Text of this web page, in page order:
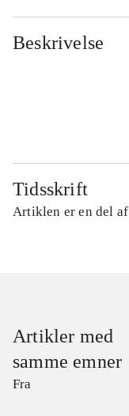
Beskrivelse
Tidsskrift
Artiklen er en del af
Artikler med
samme emner
Fra